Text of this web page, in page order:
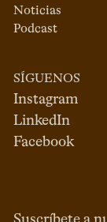
Noticias
Podcast
SÍGUENOS
Instagram
LinkedIn
Facebook